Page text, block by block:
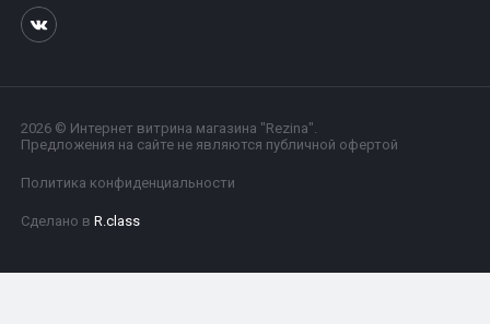
2026 © Интернет витрина магазина "Rezina".
Предложения на сайте не являются публичной офертой
Политика конфиденциальности
Сделано в R.class